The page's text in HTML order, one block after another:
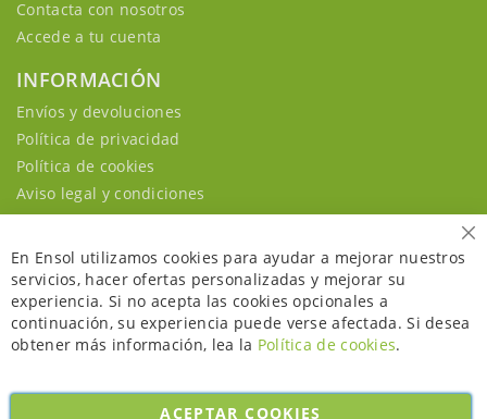
Contacta con nosotros
Accede a tu cuenta
INFORMACIÓN
Envíos y devoluciones
Política de privacidad
Política de cookies
Aviso legal y condiciones
En Ensol utilizamos cookies para ayudar a mejorar nuestros
servicios, hacer ofertas personalizadas y mejorar su
experiencia. Si no acepta las cookies opcionales a
continuación, su experiencia puede verse afectada. Si desea
obtener más información, lea la Política de cookies.
ACEPTAR COOKIES